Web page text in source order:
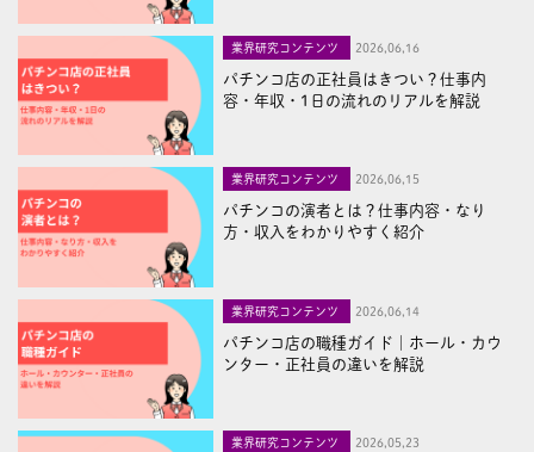
業界研究コンテンツ 2026,06,16
パチンコ店の正社員はきつい？仕事内
容・年収・1日の流れのリアルを解説
業界研究コンテンツ 2026,06,15
パチンコの演者とは？仕事内容・なり
方・収入をわかりやすく紹介
業界研究コンテンツ 2026,06,14
パチンコ店の職種ガイド｜ホール・カウ
ンター・正社員の違いを解説
業界研究コンテンツ 2026,05,23